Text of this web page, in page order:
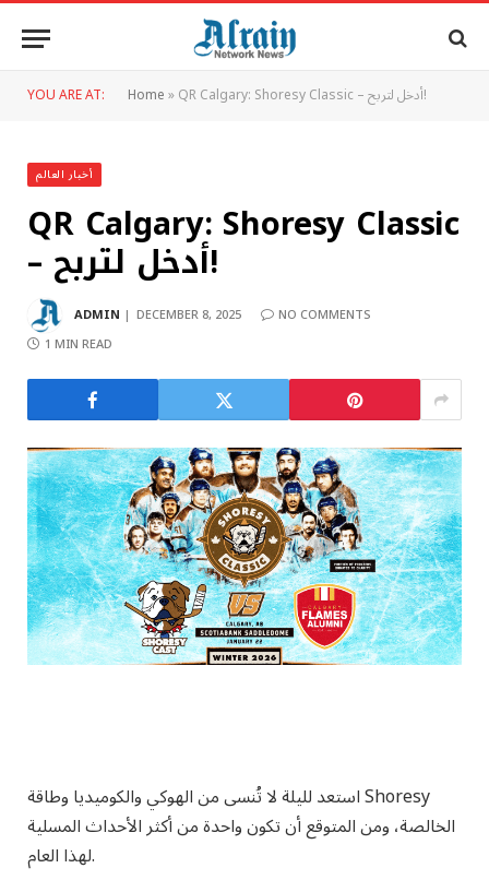
YOU ARE AT: Home» QR Calgary: Shoresy Classic – أدخل لتربح!
أخبار العالم
QR Calgary: Shoresy Classic
– أدخل لتربح!
ADMIN DECEMBER 8, 2025
NO COMMENTS
1 MIN READ
استعد لليلة لا تُنسى من الهوكي والكوميديا ​​وطاقة Shoresy
الخالصة، ومن المتوقع أن تكون واحدة من أكثر الأحداث المسلية
لهذا العام.